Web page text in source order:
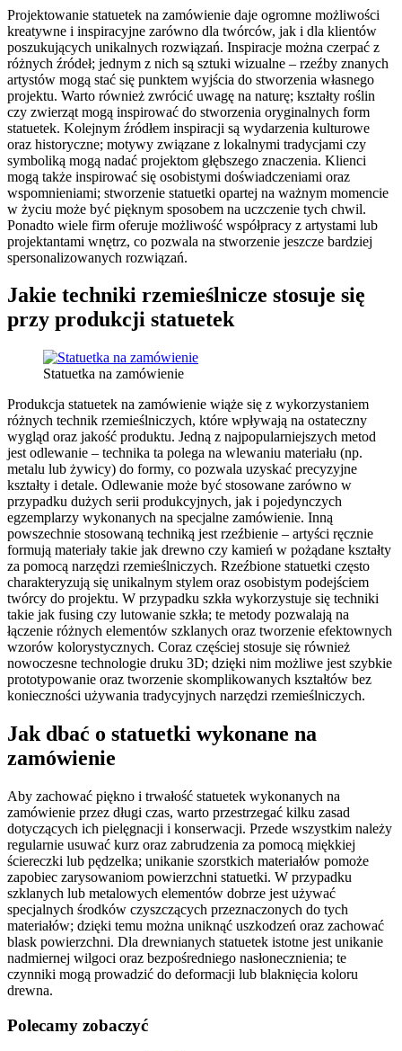
Projektowanie statuetek na zamówienie daje ogromne możliwości
kreatywne i inspiracyjne zarówno dla twórców, jak i dla klientów
poszukujących unikalnych rozwiązań. Inspiracje można czerpać z
różnych źródeł; jednym z nich są sztuki wizualne – rzeźby znanych
artystów mogą stać się punktem wyjścia do stworzenia własnego
projektu. Warto również zwrócić uwagę na naturę; kształty roślin
czy zwierząt mogą inspirować do stworzenia oryginalnych form
statuetek. Kolejnym źródłem inspiracji są wydarzenia kulturowe
oraz historyczne; motywy związane z lokalnymi tradycjami czy
symboliką mogą nadać projektom głębszego znaczenia. Klienci
mogą także inspirować się osobistymi doświadczeniami oraz
wspomnieniami; stworzenie statuetki opartej na ważnym momencie
w życiu może być pięknym sposobem na uczczenie tych chwil.
Ponadto wiele firm oferuje możliwość współpracy z artystami lub
projektantami wnętrz, co pozwala na stworzenie jeszcze bardziej
spersonalizowanych rozwiązań.
Jakie techniki rzemieślnicze stosuje się
przy produkcji statuetek
Statuetka na zamówienie
Produkcja statuetek na zamówienie wiąże się z wykorzystaniem
różnych technik rzemieślniczych, które wpływają na ostateczny
wygląd oraz jakość produktu. Jedną z najpopularniejszych metod
jest odlewanie – technika ta polega na wlewaniu materiału (np.
metalu lub żywicy) do formy, co pozwala uzyskać precyzyjne
kształty i detale. Odlewanie może być stosowane zarówno w
przypadku dużych serii produkcyjnych, jak i pojedynczych
egzemplarzy wykonanych na specjalne zamówienie. Inną
powszechnie stosowaną techniką jest rzeźbienie – artyści ręcznie
formują materiały takie jak drewno czy kamień w pożądane kształty
za pomocą narzędzi rzemieślniczych. Rzeźbione statuetki często
charakteryzują się unikalnym stylem oraz osobistym podejściem
twórcy do projektu. W przypadku szkła wykorzystuje się techniki
takie jak fusing czy lutowanie szkła; te metody pozwalają na
łączenie różnych elementów szklanych oraz tworzenie efektownych
wzorów kolorystycznych. Coraz częściej stosuje się również
nowoczesne technologie druku 3D; dzięki nim możliwe jest szybkie
prototypowanie oraz tworzenie skomplikowanych kształtów bez
konieczności używania tradycyjnych narzędzi rzemieślniczych.
Jak dbać o statuetki wykonane na
zamówienie
Aby zachować piękno i trwałość statuetek wykonanych na
zamówienie przez długi czas, warto przestrzegać kilku zasad
dotyczących ich pielęgnacji i konserwacji. Przede wszystkim należy
regularnie usuwać kurz oraz zabrudzenia za pomocą miękkiej
ściereczki lub pędzelka; unikanie szorstkich materiałów pomoże
zapobiec zarysowaniom powierzchni statuetki. W przypadku
szklanych lub metalowych elementów dobrze jest używać
specjalnych środków czyszczących przeznaczonych do tych
materiałów; dzięki temu można uniknąć uszkodzeń oraz zachować
blask powierzchni. Dla drewnianych statuetek istotne jest unikanie
nadmiernej wilgoci oraz bezpośredniego nasłonecznienia; te
czynniki mogą prowadzić do deformacji lub blaknięcia koloru
drewna.
Polecamy zobaczyć